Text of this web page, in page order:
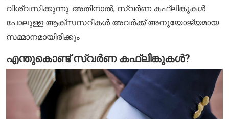
വിശ്വസിക്കുന്നു. അതിനാൽ, സ്വർണ കഫ്ലിങ്കുകൾ
പോലുള്ള ആക്സസറികൾ അവർക്ക് അനുയോജ്യമായ
സമ്മാനമായിരിക്കും
എന്തുകൊണ്ട് സ്വർണ കഫ്ലിങ്കുകൾ?